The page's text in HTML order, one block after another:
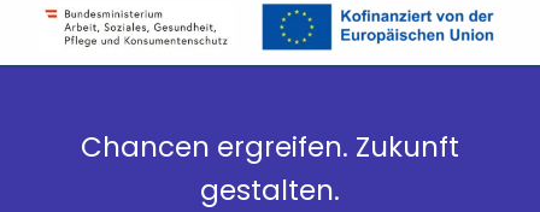
Chancen ergreifen. Zukunft
gestalten.